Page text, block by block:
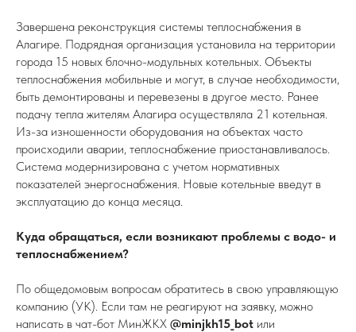
Завершена реконструкция системы теплоснабжения в
Алагире. Подрядная организация установила на территории
города 15 новых блочно-модульных котельных. Объекты
теплоснабжения мобильные и могут, в случае необходимости,
быть демонтированы и перевезены в другое место. Ранее
подачу тепла жителям Алагира осуществляла 21 котельная.
Из-за изношенности оборудования на объектах часто
происходили аварии, теплоснабжение приостанавливалось.
Система модернизирована с учетом нормативных
показателей энергоснабжения. Новые котельные введут в
эксплуатацию до конца месяца.
Куда обращаться, если возникают проблемы с водо- и
теплоснабжением?
По общедомовым вопросам обратитесь в свою управляющую
компанию (УК). Если там не реагируют на заявку, можно
написать в чат-бот МинЖКХ @minjkh15_bot или